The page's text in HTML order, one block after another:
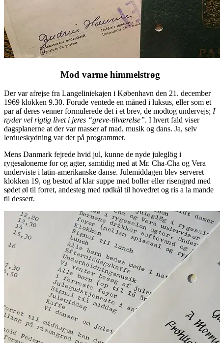
Mod varme himmelstrøg
Der var afrejse fra Langeliniekajen i København den 21. december
1969 klokken 9.30. Forude ventede en måned i luksus, eller som et
par af deres venner formulerede det i et brev, de modtog undervejs; I
nyder vel rigtig livet i jeres “greve-tilværelse”. I hvert fald viser
dagsplanerne at der var masser af mad, musik og dans. Ja, selv
lerdueskydning var der på programmet.
Mens Danmark fejrede hvid jul, kunne de nyde juleglög i
rygesalonerne for og agter, samtidig med at Mr. Cha-Cha og Vera
underviste i latin-amerikanske danse. Julemiddagen blev serveret
klokken 19, og bestod af klar suppe med boller eller risengrød med
sødet øl til forret, andesteg med rødkål til hovedret og ris a la mande
til dessert.